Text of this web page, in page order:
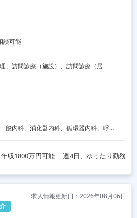
談可能
、訪問診療（施設）、訪問診療（居
内分泌内科、一般内科、消化器内科、循環器内科、呼吸器内科、血液内科、脳神経内科、老人内科、一般外科、消化器外科、その他
年収1800万円可能 週4日、ゆったり勤務
求人情報更新日：2026年08月06日